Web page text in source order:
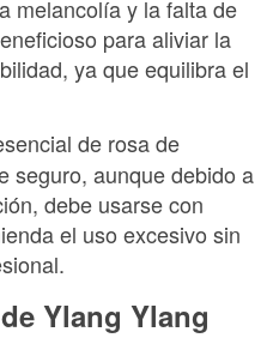
melancolía y la falta de
para aliviar la
ya que equilibra el
de rosa de
seguro, aunque debido a
debe usarse con
el uso excesivo sin
Ylang Ylang